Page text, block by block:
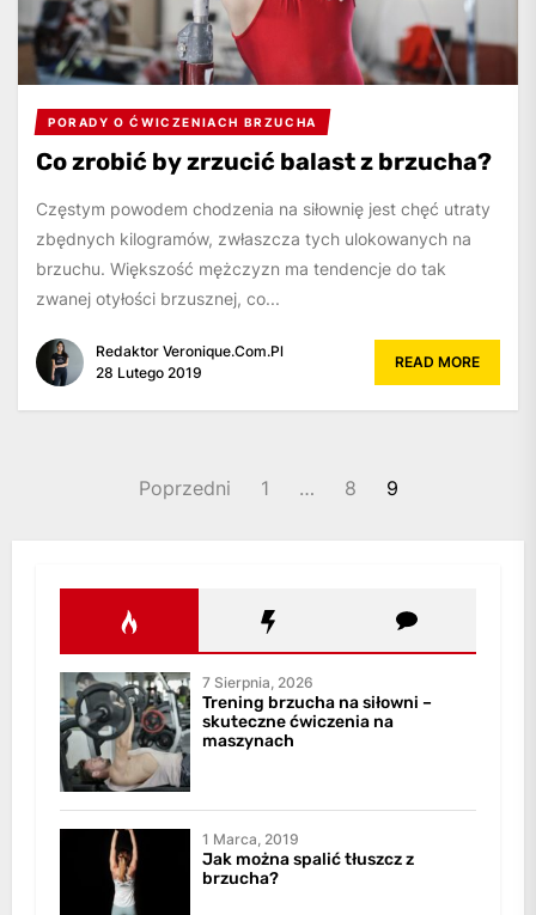
PORADY O ĆWICZENIACH BRZUCHA
Co zrobić by zrzucić balast z brzucha?
Częstym powodem chodzenia na siłownię jest chęć utraty
zbędnych kilogramów, zwłaszcza tych ulokowanych na
brzuchu. Większość mężczyzn ma tendencje do tak
zwanej otyłości brzusznej, co...
Redaktor Veronique.com.pl
28 Lutego 2019
READ MORE
NawigacjaPoprzedni 1 … 8 9
7 Sierpnia, 2026
Trening brzucha na siłowni –
skuteczne ćwiczenia na
maszynach
1 Marca, 2019
Jak można spalić tłuszcz z
brzucha?